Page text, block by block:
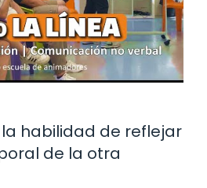
habilidad de reflejar
de la otra